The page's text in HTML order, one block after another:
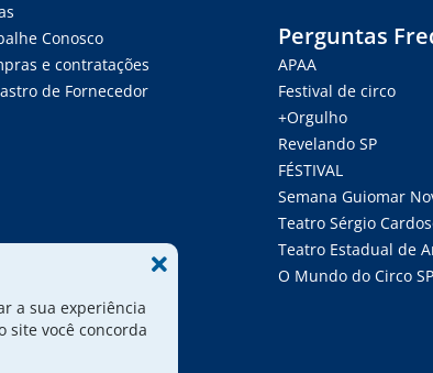
Conosco
e contratações
de Fornecedor
Perguntas
APAA
Festival de circo
+Orgulho
Revelando SP
FÉSTIVAL
Semana Guiomar
Teatro Sérgio
Teatro Estadual de
O Mundo do Circo SP
a sua experiência
site você concorda